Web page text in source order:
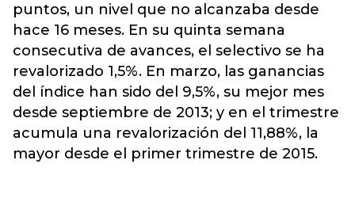
puntos, un nivel que no alcanzaba desde
hace 16 meses. En su quinta semana
consecutiva de avances, el selectivo se ha
revalorizado 1,5%. En marzo, las ganancias
del índice han sido del 9,5%, su mejor mes
desde septiembre de 2013; y en el trimestre
acumula una revalorización del 11,88%, la
mayor desde el primer trimestre de 2015.